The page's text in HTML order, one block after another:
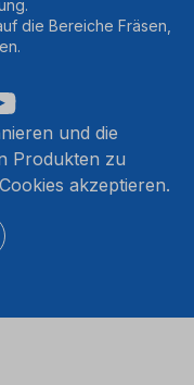
die Bereiche Fräsen,
und die
Produkten zu
akzeptieren.